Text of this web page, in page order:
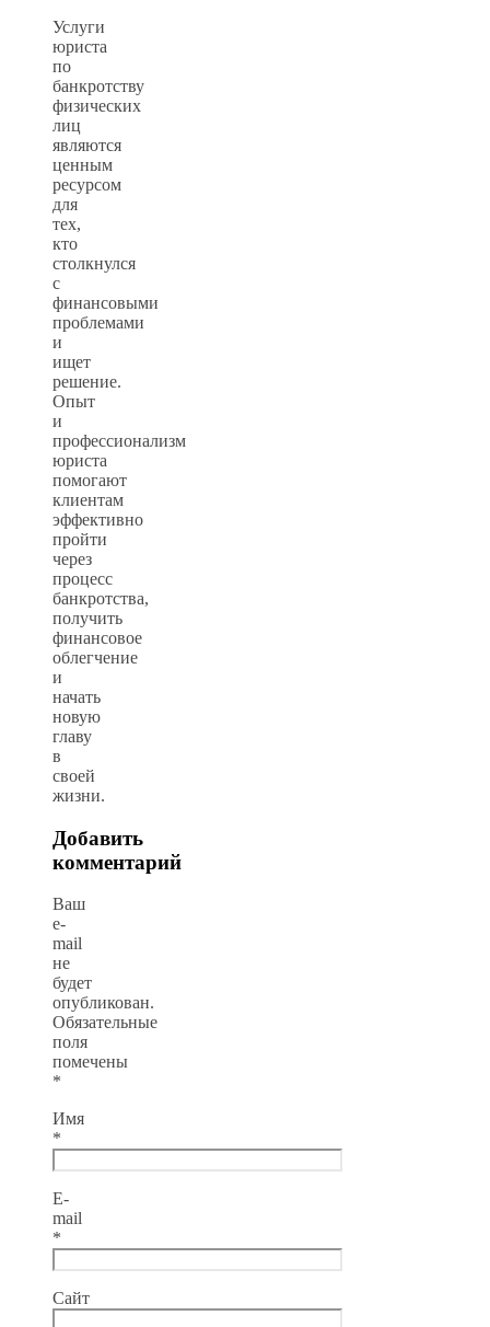
Услуги
юриста
по
банкротству
физических
лиц
являются
ценным
ресурсом
для
тех,
кто
столкнулся
с
финансовыми
проблемами
и
ищет
решение.
Опыт
и
профессионализм
юриста
помогают
клиентам
эффективно
пройти
через
процесс
банкротства,
получить
финансовое
облегчение
и
начать
новую
главу
в
своей
жизни.
Добавить
комментарий
Ваш
e-
mail
не
будет
опубликован.
Обязательные
поля
помечены
*
Имя
*
E-
mail
*
Сайт